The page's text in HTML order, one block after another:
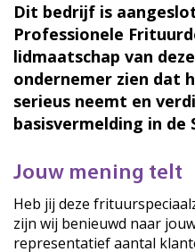
Dit bedrijf is
Professionele
lidmaatschap van
ondernemer zien dat
serieus neemt en
basisvermelding in de
Jouw mening telt
Heb jij deze
zijn wij benieuwd naar
representatief aantal